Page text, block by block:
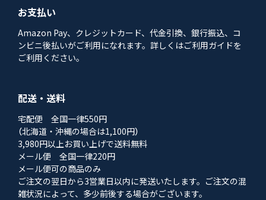
お支払い
Amazon Pay、クレジットカード、代金引換、銀行振込、コ
ンビニ後払いがご利用になれます。詳しくはご利用ガイドを
ご利用ください。
配送・送料
宅配便 全国一律550円
（北海道・沖縄の場合は1,100円）
3,980円以上お買い上げで送料無料
メール便 全国一律220円
メール便可の商品のみ
ご注文の翌日から3営業日以内に発送いたします。ご注文の混
雑状況によって、多少前後する場合がございます。